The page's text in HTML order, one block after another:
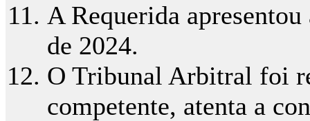
A Requerida
de 2024.
O Tribunal Arbitral foi
competente, atenta a